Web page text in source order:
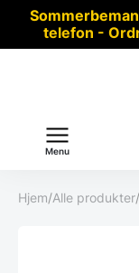
telefon -
Menu
Hjem/Alle produkter/